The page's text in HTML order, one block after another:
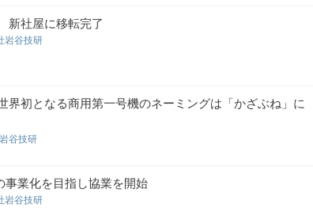
社屋に移転完了
岩谷技研
初となる商用第一号機のネーミングは「かざぶね」に
谷技研
事業化を目指し協業を開始
岩谷技研